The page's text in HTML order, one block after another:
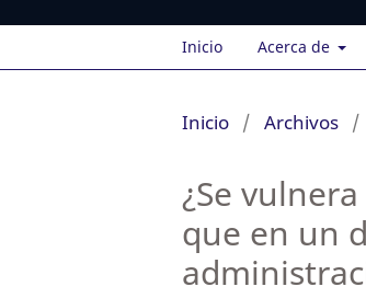
Inicio Acerca de
Inicio / Archivos /
¿Se
que en un